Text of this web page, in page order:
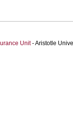
Unit- Aristotle